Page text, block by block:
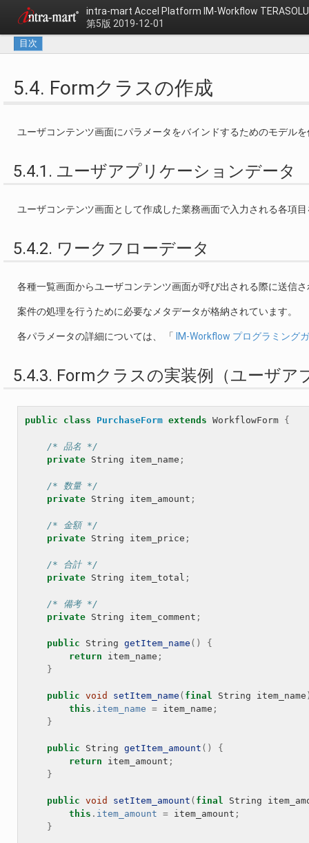
intra-mart Accel Platform IM-Workflow
第5版 2019-12-01
目次
5.4. Formクラスの作成
ユーザコンテンツ画面にパラメータをバインドするためのモデル
5.4.1. ユーザアプリケーションデータ
ユーザコンテンツ画面として作成した業務画面で入力される各項
5.4.2. ワークフローデータ
各種一覧画面からユーザコンテンツ画面が呼び出される際に送信
案件の処理を行うために必要なメタデータが格納されています。
各パラメータの詳細については、 「 IM-Workflow プログラミング
5.4.3. Formクラスの実装例（ユーザ
public class PurchaseForm extends WorkflowForm {
/* 品名 */
private String item_name ;
/* 数量 */
private String item_amount ;
/* 金額 */
private String item_price ;
/* 合計 */
private String item_total ;
/* 備考 */
private String item_comment ;
public String getItem_name ()
{
return
item_name ;
}
public void setItem_name ( final String item_name
this . item_name = item_name ;
}
public String getItem_amount ()
{
return
item_amount ;
}
public void setItem_amount ( final String
this . item_amount = item_amount ;
}